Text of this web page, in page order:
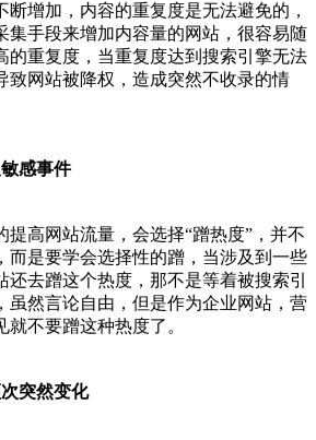
增加，内容的重复度是无法避免的，
集手段来增加内容量的网站，很容易随
的重复度，当重复度达到搜索引擎无法
致网站被降权，造成突然不收录的情
感事件
高网站流量，会选择“蹭热度”，并不
而是要学会选择性的蹭，当涉及到一些
去蹭这个热度，那不是等着被搜索引
虽然言论自由，但是作为企业网站，营
不要蹭这种热度了。
突然变化